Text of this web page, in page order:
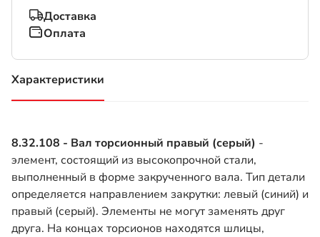
Доставка
Оплата
Характеристики
(активная вкладка)
8.32.108 - Вал торсионный правый (серый) -
элемент, состоящий из высокопрочной стали,
выполненный в форме закрученного вала. Тип детали
определяется направлением закрутки: левый (синий) и
правый (серый). Элементы не могут заменять друг
друга. На концах торсионов находятся шлицы,